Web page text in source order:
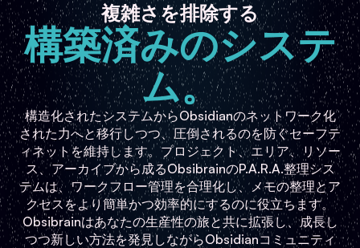
複雑さを排除する
構築済みのシステ
ム。
構造化されたシステムからObsidianのネットワーク化
された力へと移行しつつ、圧倒されるのを防ぐセーフテ
ィネットを維持します。プロジェクト、エリア、リソー
ス、アーカイブから成るObsibrainのP.A.R.A.整理シス
テムは、ワークフロー管理を合理化し、メモの整理とア
クセスをより簡単かつ効率的にするのに役立ちます。
Obsibrainはあなたの生産性の旅と共に拡張し、成長し
つつ新しい方法を発見しながらObsidianコミュニティ